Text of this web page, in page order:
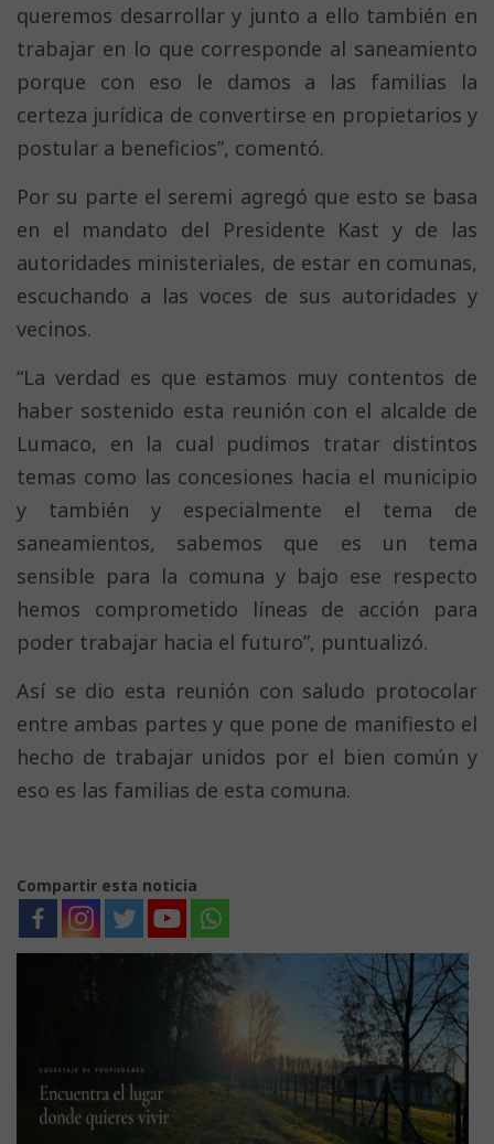
queremos desarrollar y junto a ello también en
trabajar en lo que corresponde al saneamiento
porque con eso le damos a las familias la
certeza jurídica de convertirse en propietarios y
postular a beneficios”, comentó.
Por su parte el seremi agregó que esto se basa
en el mandato del Presidente Kast y de las
autoridades ministeriales, de estar en comunas,
escuchando a las voces de sus autoridades y
vecinos.
“La verdad es que estamos muy contentos de
haber sostenido esta reunión con el alcalde de
Lumaco, en la cual pudimos tratar distintos
temas como las concesiones hacia el municipio
y también y especialmente el tema de
saneamientos, sabemos que es un tema
sensible para la comuna y bajo ese respecto
hemos comprometido líneas de acción para
poder trabajar hacia el futuro”, puntualizó.
Así se dio esta reunión con saludo protocolar
entre ambas partes y que pone de manifiesto el
hecho de trabajar unidos por el bien común y
eso es las familias de esta comuna.
Compartir esta noticia